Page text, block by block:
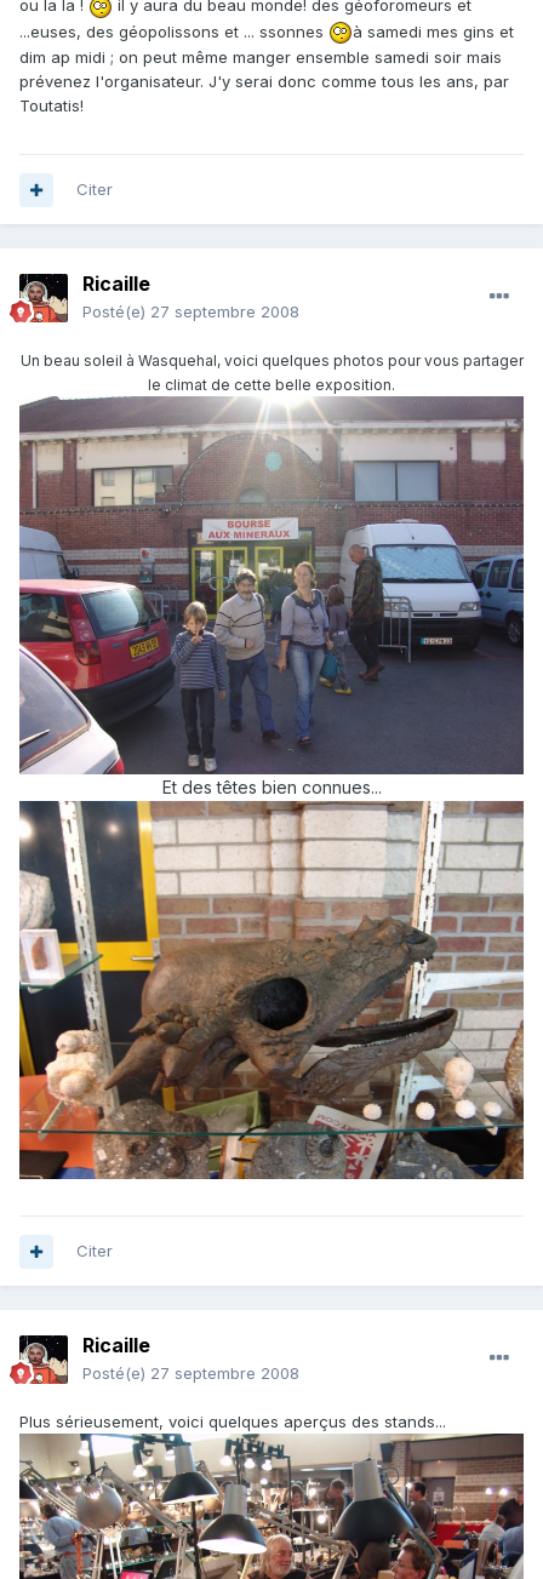
ou la la !
il y aura du beau monde! des géoforomeurs et
...euses, des géopolissons et ... ssonnes
à samedi mes gins et
dim ap midi ; on peut même manger ensemble samedi soir mais
prévenez l'organisateur. J'y serai donc comme tous les ans, par
Toutatis!
Citer
Ricaille
Posté(e) 27 septembre 2008
Un beau soleil à Wasquehal, voici quelques photos pour vous partager
le climat de cette belle exposition.
Et des têtes bien connues...
Citer
Ricaille
Posté(e) 27 septembre 2008
Plus sérieusement, voici quelques aperçus des stands...